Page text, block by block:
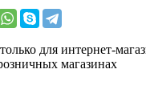
для интернет-
магазинах